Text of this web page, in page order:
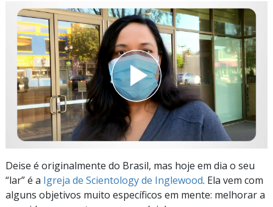
Deise é originalmente do Brasil, mas hoje em dia o seu
“lar” é a Igreja de Scientology de Inglewood. Ela vem com
alguns objetivos muito específicos em mente: melhorar a